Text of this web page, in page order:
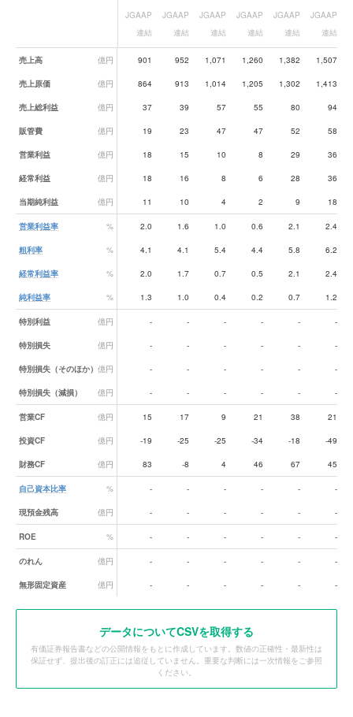
業績データ一覧
JGAAP
連結
JGAAP
連結
JGAAP
連結
JGAAP
連結
JGAAP
連結
JGAAP
連結
売上高 億円 901 952 1,071 1,260 1,382 1,507
売上原価 億円 864 913 1,014 1,205 1,302 1,413
売上総利益 億円 37 39 57 55 80 94
販管費 億円 19 23 47 47 52 58
営業利益 億円 18 15 10 8 29 36
経常利益 億円 18 16 8 6 28 36
当期純利益 億円 11 10 4 2 9 18
営業利益率 % 2.0 1.6 1.0 0.6 2.1 2.4
粗利率 % 4.1 4.1 5.4 4.4 5.8 6.2
経常利益率 % 2.0 1.7 0.7 0.5 2.1 2.4
純利益率 % 1.3 1.0 0.4 0.2 0.7 1.2
特別利益 億円 - - - - - -
特別損失 億円 - - - - - -
特別損失（そのほか） 億円 - - - - - -
特別損失（減損） 億円 - - - - - -
営業CF 億円 15 17 9 21 38 21
投資CF 億円 -19 -25 -25 -34 -18 -49
財務CF 億円 83 -8 4 46 67 45
自己資本比率 % - - - - - -
現預金残高 億円 - - - - - -
ROE % - - - - - -
のれん 億円 - - - - - -
無形固定資産 億円 - - - - - -
データについてCSVを取得する
有価証券報告書などの公開情報をもとに作成しています。数値の正確性・最新性は
保証せず、提出後の訂正には追従していません。重要な判断には一次情報をご参照
ください。